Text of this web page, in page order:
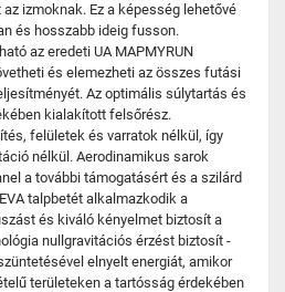
izmoknak. Ez a képesség lehetővé
és hosszabb ideig fusson.
az eredeti UA MAPMYRUN
és elemezheti az összes futási
Az optimális súlytartás és
kialakított felsőrész.
felületek és varratok nélkül, így
nélkül. Aerodinamikus sarok
a további támogatásért és a szilárd
talpbetét alkalmazkodik a
és kiváló kényelmet biztosít a
nullgravitációs érzést biztosít -
elnyelt energiát, amikor
területeken a tartósság érdekében